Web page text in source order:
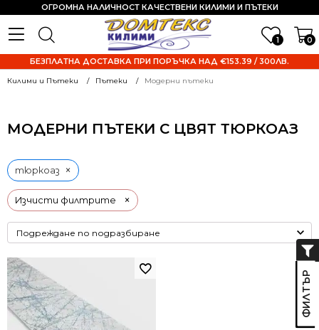
1 0
ОГРОМНА НАЛИЧНОСТ КАЧЕСТВЕНИ КИЛИМИ И ПЪТЕКИ
БЕЗПЛАТНА ДОСТАВКА ПРИ ПОРЪЧКА НАД €153.39 / 300ЛВ.
Килими и Пътеки Пътеки Модерни пътеки
МОДЕРНИ ПЪТЕКИ С ЦВЯТ ТЮРКОАЗ
Изчисти филтрите ×
тюркоаз ×